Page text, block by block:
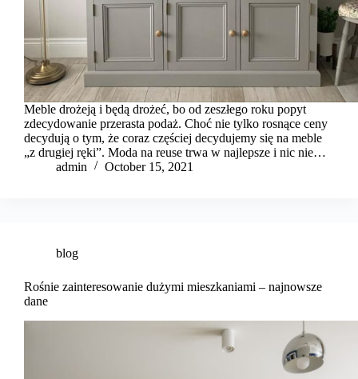
Meble drożeją i będą drożeć, bo od zeszłego roku popyt
zdecydowanie przerasta podaż. Choć nie tylko rosnące ceny
decydują o tym, że coraz częściej decydujemy się na meble
„z drugiej ręki”. Moda na reuse trwa w najlepsze i nic nie…
admin
October 15, 2021
blog
Rośnie zainteresowanie dużymi mieszkaniami – najnowsze
dane